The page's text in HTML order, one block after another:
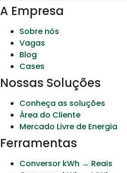
A Empresa
Sobre nós
Vagas
Blog
Cases
Nossas Soluções
Conheça as soluções
Área do Cliente
Mercado Livre de Energia
Ferramentas
Conversor kWh → Reais